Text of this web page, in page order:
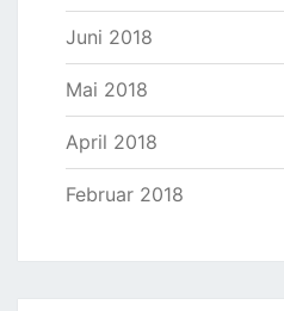
Juni 2018
Mai 2018
April 2018
Februar 2018